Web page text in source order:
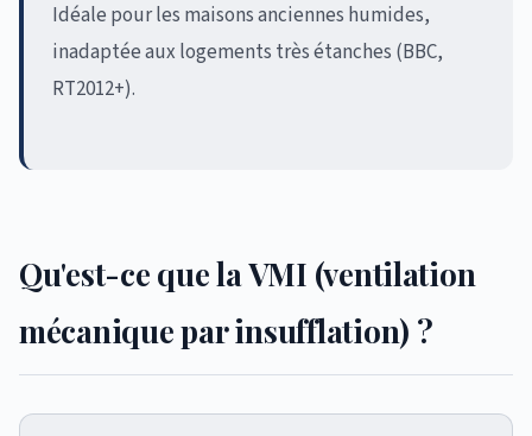
Idéale pour les maisons anciennes humides,
inadaptée aux logements très étanches (BBC,
RT2012+).
Qu'est-ce que la VMI (ventilation
mécanique par insufflation) ?